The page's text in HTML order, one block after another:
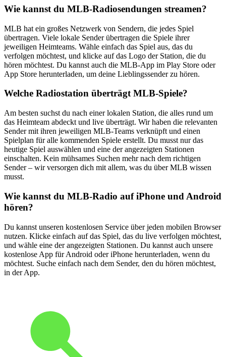
Wie kannst du MLB-Radiosendungen streamen?
MLB hat ein großes Netzwerk von Sendern, die jedes Spiel
übertragen. Viele lokale Sender übertragen die Spiele ihrer
jeweiligen Heimteams. Wähle einfach das Spiel aus, das du
verfolgen möchtest, und klicke auf das Logo der Station, die du
hören möchtest. Du kannst auch die MLB-App im Play Store oder
App Store herunterladen, um deine Lieblingssender zu hören.
Welche Radiostation überträgt MLB-Spiele?
Am besten suchst du nach einer lokalen Station, die alles rund um
das Heimteam abdeckt und live überträgt. Wir haben die relevanten
Sender mit ihren jeweiligen MLB-Teams verknüpft und einen
Spielplan für alle kommenden Spiele erstellt. Du musst nur das
heutige Spiel auswählen und eine der angezeigten Stationen
einschalten. Kein mühsames Suchen mehr nach dem richtigen
Sender – wir versorgen dich mit allem, was du über MLB wissen
musst.
Wie kannst du MLB-Radio auf iPhone und Android
hören?
Du kannst unseren kostenlosen Service über jeden mobilen Browser
nutzen. Klicke einfach auf das Spiel, das du live verfolgen möchtest,
und wähle eine der angezeigten Stationen. Du kannst auch unsere
kostenlose App für Android oder iPhone herunterladen, wenn du
möchtest. Suche einfach nach dem Sender, den du hören möchtest,
in der App.